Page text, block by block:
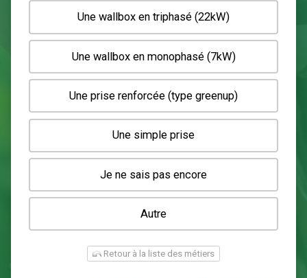
Quel type de borne souhaitez-
installer ?
Une wallbox en triphasé (22kW)
Une wallbox en monophasé (7kW)
Une prise renforcée (type greenup)
Une simple prise